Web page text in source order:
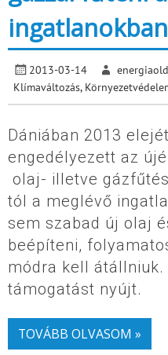
ingatlanokban
2013-03-14
Klímaváltozás,
Dániában 2013
engedélyezett az
olaj- illetve
tól a meglévő
sem szabad új olaj
beépíteni,
módra kell átállniuk.
támogatást nyújt.
TOVÁBB OLVASOM »